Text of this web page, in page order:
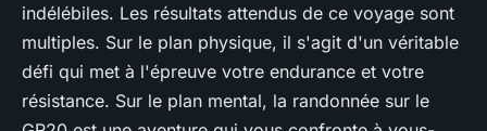
indélébiles. Les résultats attendus de ce voyage sont
multiples. Sur le plan physique, il s'agit d'un véritable
défi qui met à l'épreuve votre endurance et votre
résistance. Sur le plan mental, la randonnée sur le